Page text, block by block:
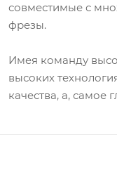
совместимые с
фрезы.
Имея команду
высоких
качества, а, самое